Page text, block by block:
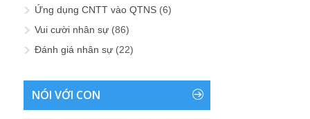
Ứng dụng CNTT vào QTNS (6)
Vui cười nhân sự (86)
Đánh giá nhân sự (22)
NÓI VỚI CON